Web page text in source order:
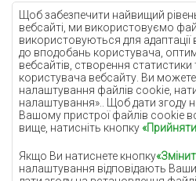
Щоб забезпечити найвищий
вебсайті, ми використовуємо
використовуються для адаптації
до вподобань користувача,
вебсайтів, створення статистики
користувача вебсайту. Ви можете
налаштування файлів cookie,
налаштування».. Щоб дати згоду
Вашому пристрої файлів cookie
вище, натисніть кнопку
Якщо Ви натиснете кнопку
налаштування відповідають
Кремові
Бузкові
Жовті
М'ятні
Блакитні
Помаранчеві
Сірі